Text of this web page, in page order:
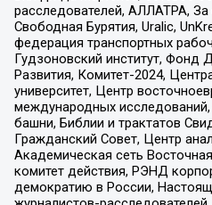
расследователей, АЛЛАТРА,
Свободная Бурятия, Uralic,
федерация транспортных
Гудзоновский институт, Фонд
Развития, Комитет-2024,
университет, Центр
международных
башни, Библии и трактатов
Гражданский Совет, Центр
Академическая сеть
комитет действия, РЭНД
демократию в России,